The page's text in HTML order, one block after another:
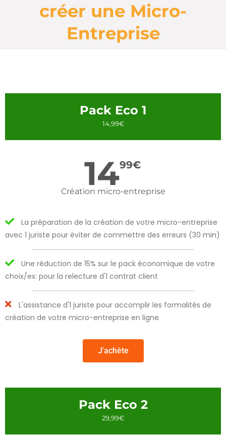
créer une Micro-
Entreprise
Pack Eco 1
14,99€
1499€
Création micro-entreprise
La préparation de la création de votre micro-entreprise
avec 1 juriste pour éviter de commettre des erreurs (30 min)
Une réduction de 15% sur le pack économique de votre
choix/ex: pour la relecture d'1 contrat client
L'assistance d'1 juriste pour accomplir les formalités de
création de votre micro-entreprise en ligne
J'achète
Pack Eco 2
29,99€